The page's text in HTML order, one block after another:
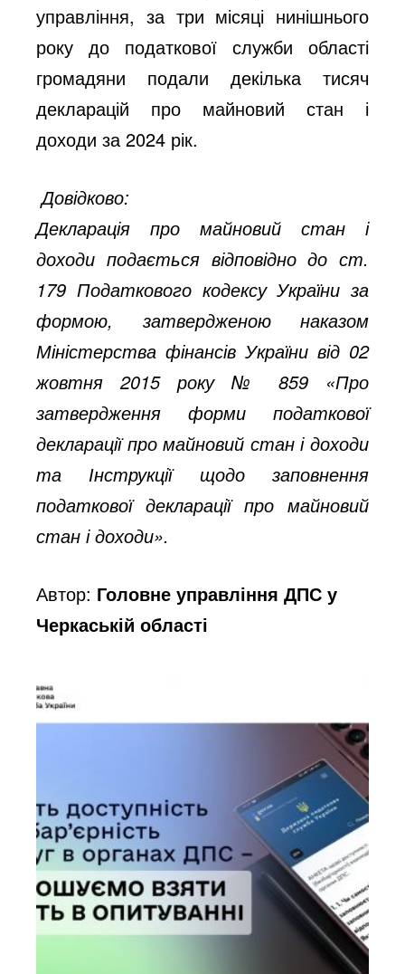
управління, за три місяці нинішнього
року до податкової служби області
громадяни подали декілька тисяч
декларацій про майновий стан і
доходи за 2024 рік.
Довідково:
Декларація про майновий стан і
доходи подається відповідно до ст.
179 Податкового кодексу України за
формою, затвердженою наказом
Міністерства фінансів України від 02
жовтня 2015 року № 859 «Про
затвердження форми податкової
декларації про майновий стан і доходи
та Інструкції щодо заповнення
податкової декларації про майновий
стан і доходи».
Автор: Головне управління ДПС у
Черкаській області